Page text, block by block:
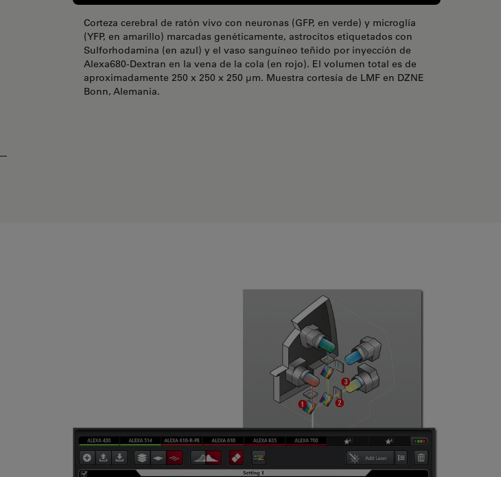
Corteza cerebral de ratón vivo con neuronas (GFP, en verde) y microglía
(YFP, en amarillo) marcadas genéticamente, astrocitos etiquetados con
Sulforhodamina (en azul) y el vaso sanguíneo teñido por inyección de
Alexa680-Dextran en la vena de la cola (en rojo). El volumen total es de
aproximadamente 250 x 250 x 250 µm. Muestra cortesía de LMF en DZNE
Bonn, Alemania.